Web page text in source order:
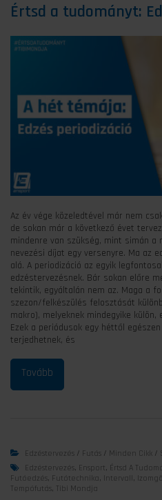
Értsd a tudományt:
Az év vége közeledtével már nem
de sokan már a következő évet
mindenre van szükség, mint simán
nevezési díjat egy versenyre. Ma az
alá. A periodizáció az egyik
edzéstervezésnek. Bár sokan előre
tekintik, egyáltalán nem az. Maga a
szezon/felkészülés felosztását
makro), melyeknek mindegyike
Ezek a periódusok egy héttől
terjedhetnek, és
Edzéstervezés / Futás / Minden Cikk /
Edzéstervezés, Ensport , Értsd A
Futóedzés, Futótechnika, Intervall,
Tempófutás, Tibi Mondja